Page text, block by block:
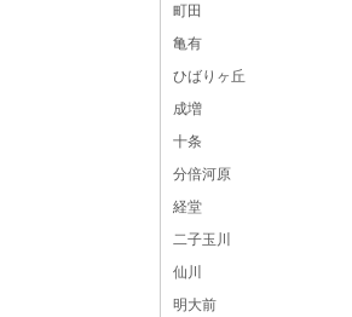
町田
亀有
ひばりヶ丘
成増
十条
分倍河原
経堂
二子玉川
仙川
明大前